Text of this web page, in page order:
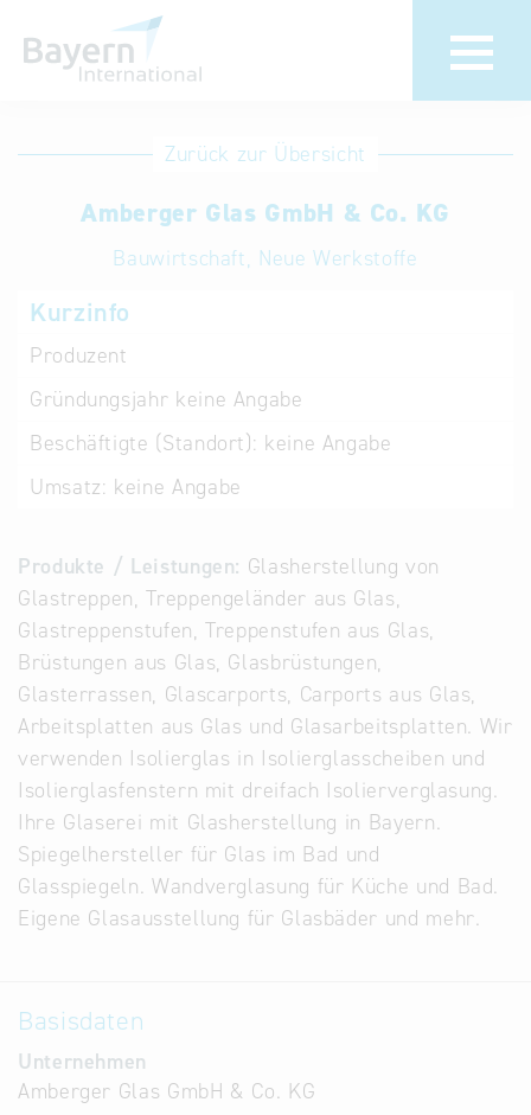
Anmeldung
Unternehmen
anmelden
anmelden
Eintrag
löschen
Aktualisieren
Bavaria“
Datenbank
Alternative
Datenbanken
aus
Österreich
und der
Slowakei
Zurück zur Übersicht
Amberger Glas GmbH & Co. KG
Bauwirtschaft, Neue Werkstoffe
Kurzinfo
Produzent
Gründungsjahr keine Angabe
Beschäftigte (Standort): keine Angabe
Umsatz: keine Angabe
Produkte / Leistungen: Glasherstellung von
Glastreppen, Treppengeländer aus Glas,
Glastreppenstufen, Treppenstufen aus Glas,
Brüstungen aus Glas, Glasbrüstungen,
Glasterrassen, Glascarports, Carports aus Glas,
Arbeitsplatten aus Glas und Glasarbeitsplatten. Wir
verwenden Isolierglas in Isolierglasscheiben und
Isolierglasfenstern mit dreifach Isolierverglasung.
Ihre Glaserei mit Glasherstellung in Bayern.
Spiegelhersteller für Glas im Bad und
Glasspiegeln. Wandverglasung für Küche und Bad.
Eigene Glasausstellung für Glasbäder und mehr.
Basisdaten
Unternehmen
Amberger Glas GmbH & Co. KG